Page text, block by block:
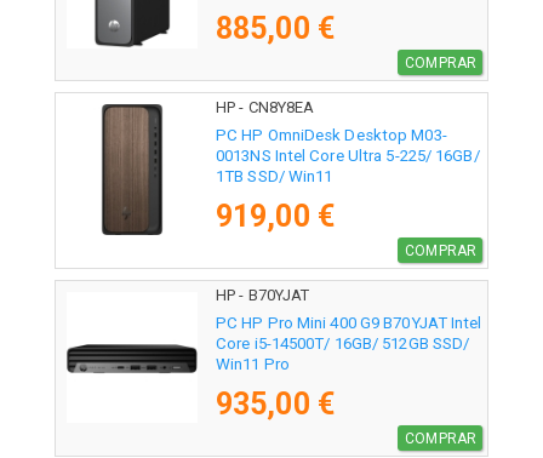
885,00 €
COMPRAR
HP - CN8Y8EA
PC HP OmniDesk Desktop M03-
0013NS Intel Core Ultra 5-225/ 16GB/
1TB SSD/ Win11
919,00 €
COMPRAR
HP - B70YJAT
PC HP Pro Mini 400 G9 B70YJAT Intel
Core i5-14500T/ 16GB/ 512GB SSD/
Win11 Pro
935,00 €
COMPRAR